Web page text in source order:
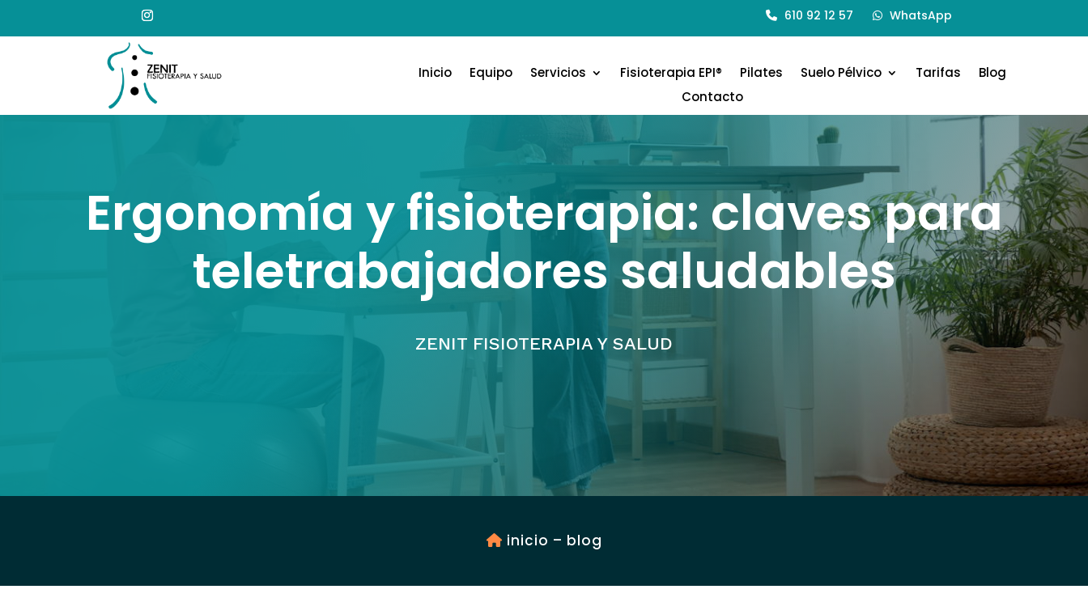
610 92 12 57 WhatsApp
Inicio Equipo Servicios Fisioterapia EPI® Pilates Suelo Pélvico Tarifas
Blog
Contacto
Ergonomía y fisioterapia: claves para
teletrabajadores saludables
ZENIT FISIOTERAPIA Y SALUD
inicio – blog